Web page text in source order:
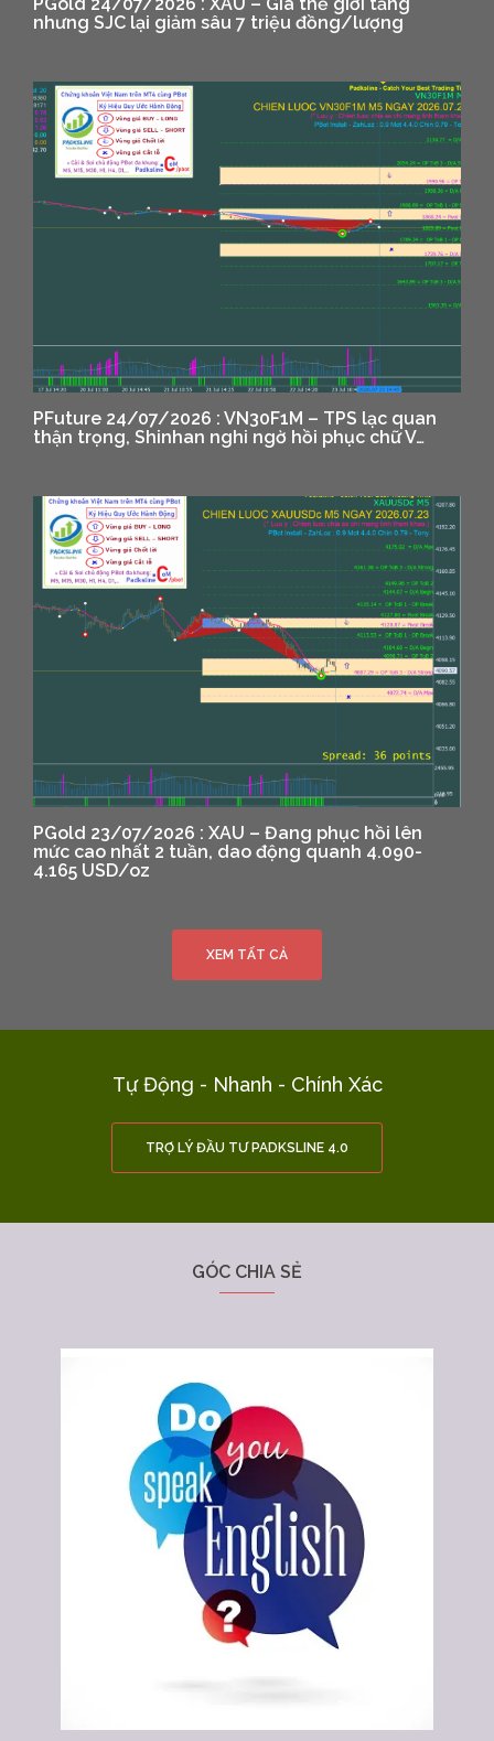
nhưng SJC lại giảm sâu 7 triệu đồng/lượng
PFuture 24/07/2026 : VN30F1M – TPS lạc quan
thận trọng, Shinhan nghi ngờ hồi phục chữ V…
PGold 23/07/2026 : XAU – Đang phục hồi lên
mức cao nhất 2 tuần, dao động quanh 4.090-
4.165 USD/oz
XEM TẤT CẢ
Tự Động - Nhanh - Chính Xác
TRỢ LÝ ĐẦU TƯ PADKSLINE 4.0
GÓC CHIA SẺ